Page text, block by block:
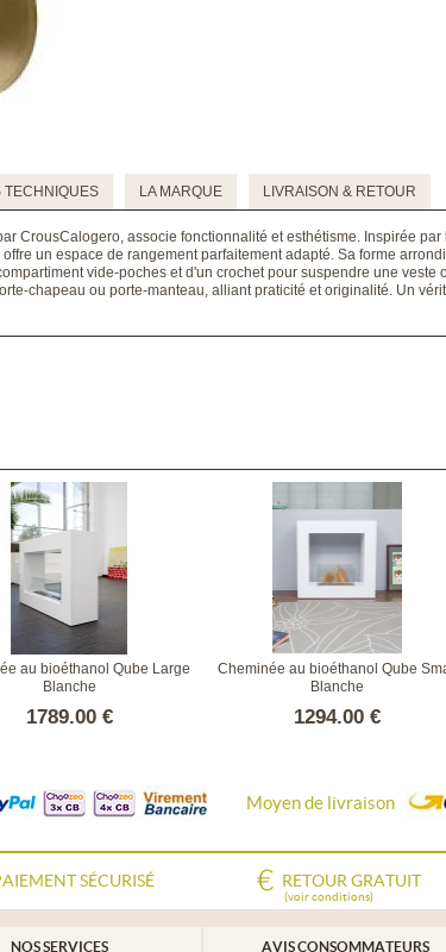
TECHNIQUES LA MARQUE LIVRAISON & RETOUR
CrousCalogero, associe fonctionnalité et esthétisme. Inspirée
un espace de rangement parfaitement adapté. Sa forme
vide-poches et d'un crochet pour suspendre une veste
chapeau ou porte-manteau, alliant praticité et originalité. Un
au bioéthanol Qube Large
Blanche
1789.00 €
Cheminée au bioéthanol Qube
Blanche
1294.00 €
Moyen de livraison
SÉCURISÉ RETOUR GRATUIT
(voir conditions)
NOS SERVICES AVIS CONSOMMATEURS